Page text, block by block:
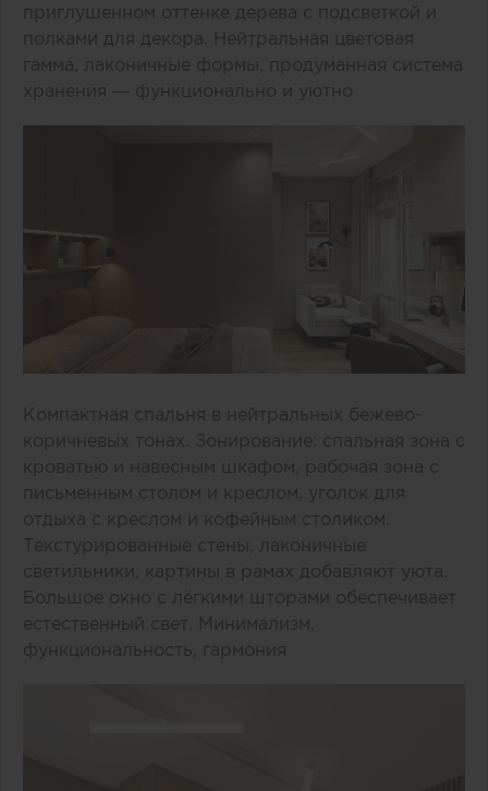
приглушенном оттенке дерева с подсветкой и
полками для декора. Нейтральная цветовая
гамма, лаконичные формы, продуманная система
хранения — функционально и уютно
Компактная спальня в нейтральных бежево-
коричневых тонах. Зонирование: спальная зона с
кроватью и навесным шкафом, рабочая зона с
письменным столом и креслом, уголок для
отдыха с креслом и кофейным столиком.
Текстурированные стены, лаконичные
светильники, картины в рамах добавляют уюта.
Большое окно с лёгкими шторами обеспечивает
естественный свет. Минимализм,
функциональность, гармония